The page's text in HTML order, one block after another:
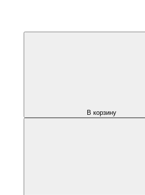
В корзину